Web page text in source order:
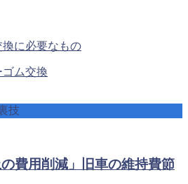
に必要なもの
ム交換
技
の費用削減」旧車の維持費節